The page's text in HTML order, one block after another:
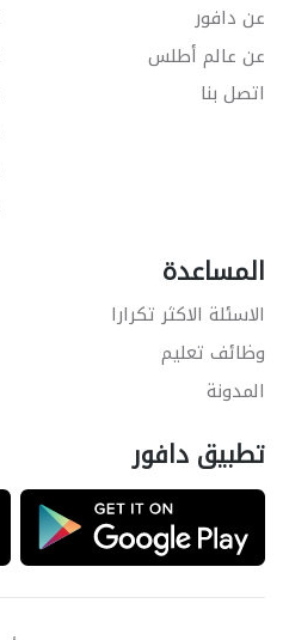
عن دافور
عن عالم أطلس
اتصل بنا
المساعدة
الاسئلة الاكثر تكرارا
وظائف تعليم
المدونة
تطبيق دافور